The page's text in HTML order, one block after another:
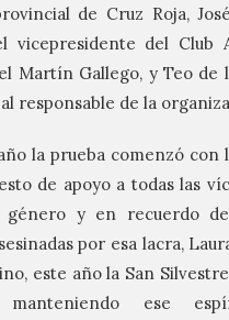
de Cruz Roja,
vicepresidente del Club
Martín Gallego, y Teo de
responsable de la
la prueba comenzó con
de apoyo a todas las
género y en recuerdo
por esa lacra,
este año la San
ese